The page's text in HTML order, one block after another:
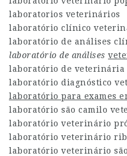
laboratorios veterinários
laboratório clínico
laboratório de análises
laboratório de análises
laboratório de veterinária
laboratório diagnóstico
laboratório para exames
laboratório são camilo
laboratório veterinário
laboratório veterinário
laboratório veterinário